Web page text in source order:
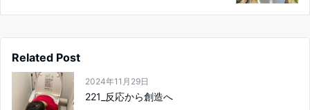
Related Post
2024年11月29日
221_反応から創造へ